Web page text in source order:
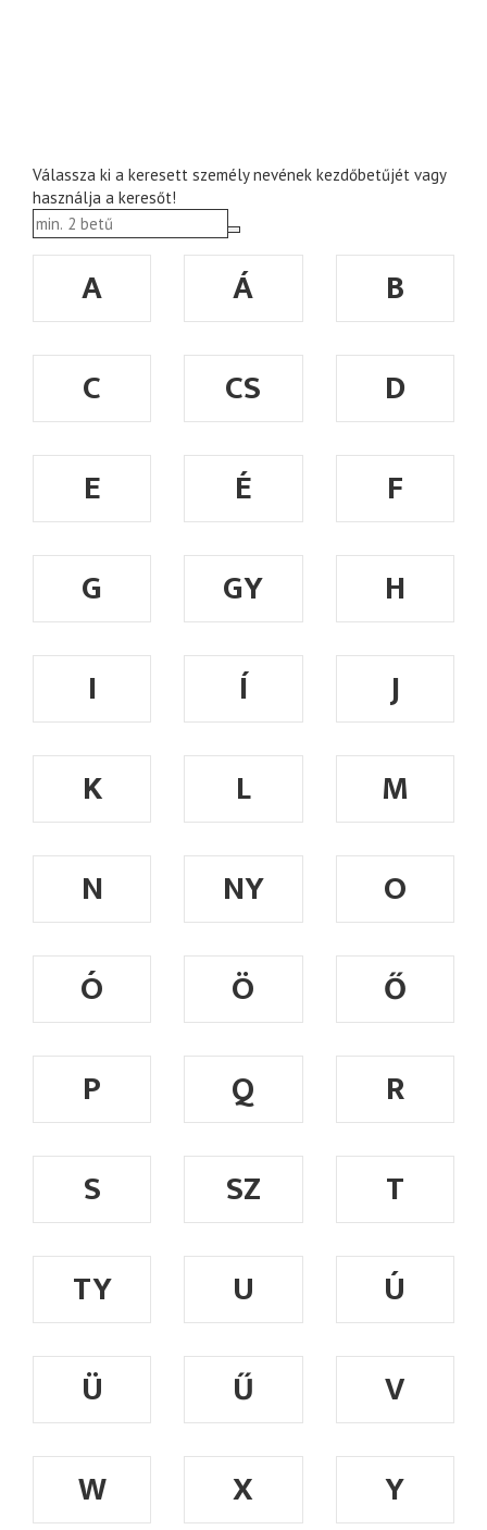
Válassza ki a keresett személy nevének kezdőbetűjét vagy
használja a keresőt!
A Á
B
C
CS
D
E
É
F
G
GY
H
I
Í
J
K
L
M
N
NY
O
Ó
Ö
Ő
P
Q
R
S
SZ
T
TY
U
Ú
Ü
Ű
V
W
X Y